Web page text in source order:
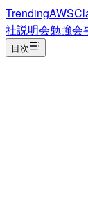
TrendingAWS
社説明会勉強会
目次